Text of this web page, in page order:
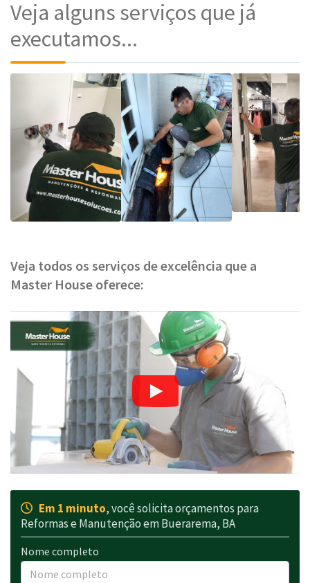
Veja alguns serviços que já
executamos...
Veja todos os serviços de excelência que a
Master House oferece:
Em 1 minuto, você solicita orçamentos para
Reformas e Manutenção em Buerarema, BA
Nome completo